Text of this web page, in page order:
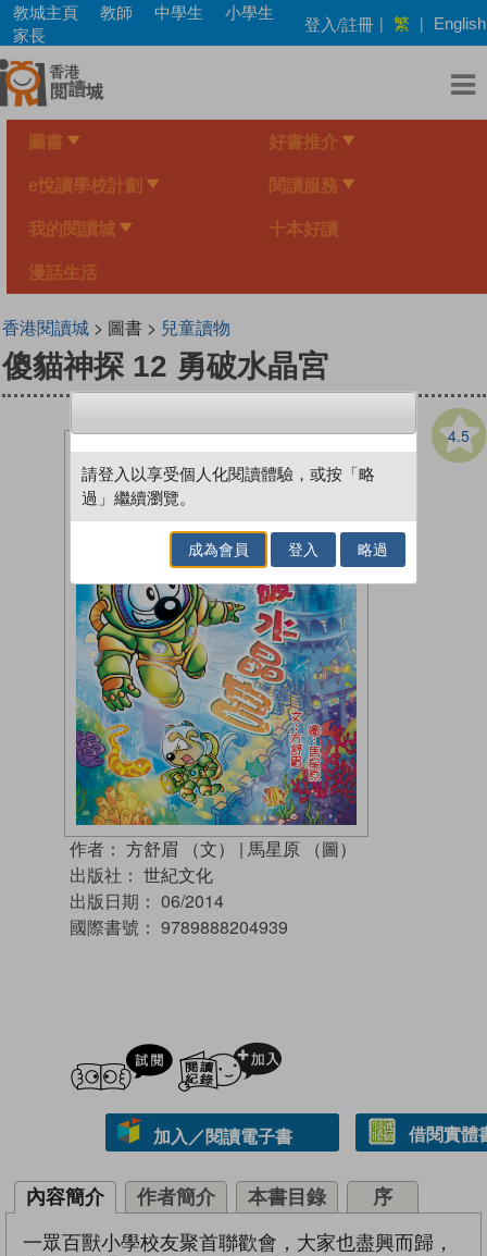
Skip
main
content
教城主頁 教師 中學生
小學生
家長
登入/註冊 | 繁 | English
圖書 好書推介
e悅讀學校計劃 閱讀服務
我的閱讀城 十本好讀
漫話生活
香港閱讀城> 圖書 > 兒童讀物
傻貓神探 12 勇破水晶宮
4.5
作者： 方舒眉 （文） | 馬星原 （圖）
出版社： 世紀文化
出版日期： 06/2014
國際書號： 9789888204939
試閲
加入／閱讀電子書 借閱實體
內容簡介 作者簡介 本書目錄 序
一眾百獸小學校友聚首聯歡會，大家也盡興而歸，
請登入以享受個人化閱讀體驗，或按「略
過」繼續瀏覽。
成為會員 登入 略過